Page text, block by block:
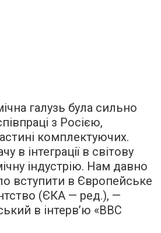
галузь була сильно
з Росією,
комплектуючих.
в інтеграції в світову
індустрію. Нам давно
вступити в Європейське
(ЄКА — ред.), —
в інтерв’ю «ВВС